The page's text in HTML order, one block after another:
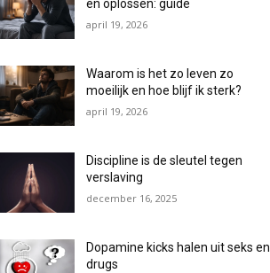
en oplossen: guide
april 19, 2026
Waarom is het zo leven zo
moeilijk en hoe blijf ik sterk?
april 19, 2026
Discipline is de sleutel tegen
verslaving
december 16, 2025
Dopamine kicks halen uit seks en
drugs